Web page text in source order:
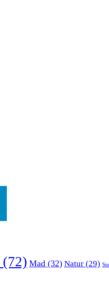
(72) Mad (32) Natur (29)